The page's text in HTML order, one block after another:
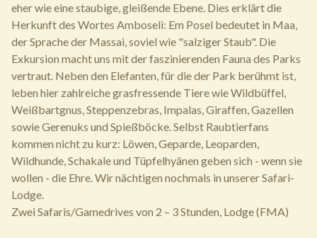
eher wie eine staubige, gleißende Ebene. Dies erklärt die
Herkunft des Wortes Amboseli: Em Posel bedeutet in Maa,
der Sprache der Massai, soviel wie "salziger Staub". Die
Exkursion macht uns mit der faszinierenden Fauna des Parks
vertraut. Neben den Elefanten, für die der Park berühmt ist,
leben hier zahlreiche grasfressende Tiere wie Wildbüffel,
Weißbartgnus, Steppenzebras, Impalas, Giraffen, Gazellen
sowie Gerenuks und Spießböcke. Selbst Raubtierfans
kommen nicht zu kurz: Löwen, Geparde, Leoparden,
Wildhunde, Schakale und Tüpfelhyänen geben sich - wenn sie
wollen - die Ehre. Wir nächtigen nochmals in unserer Safari-
Lodge.
Zwei Safaris/Gamedrives von 2 – 3 Stunden, Lodge (FMA)